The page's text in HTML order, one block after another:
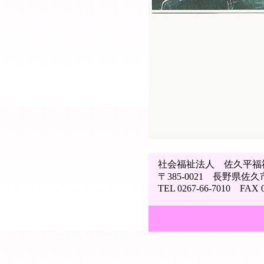
社会福祉法人 佐久平福
〒385-0021 長野県佐久
TEL 0267-66-7010 FAX